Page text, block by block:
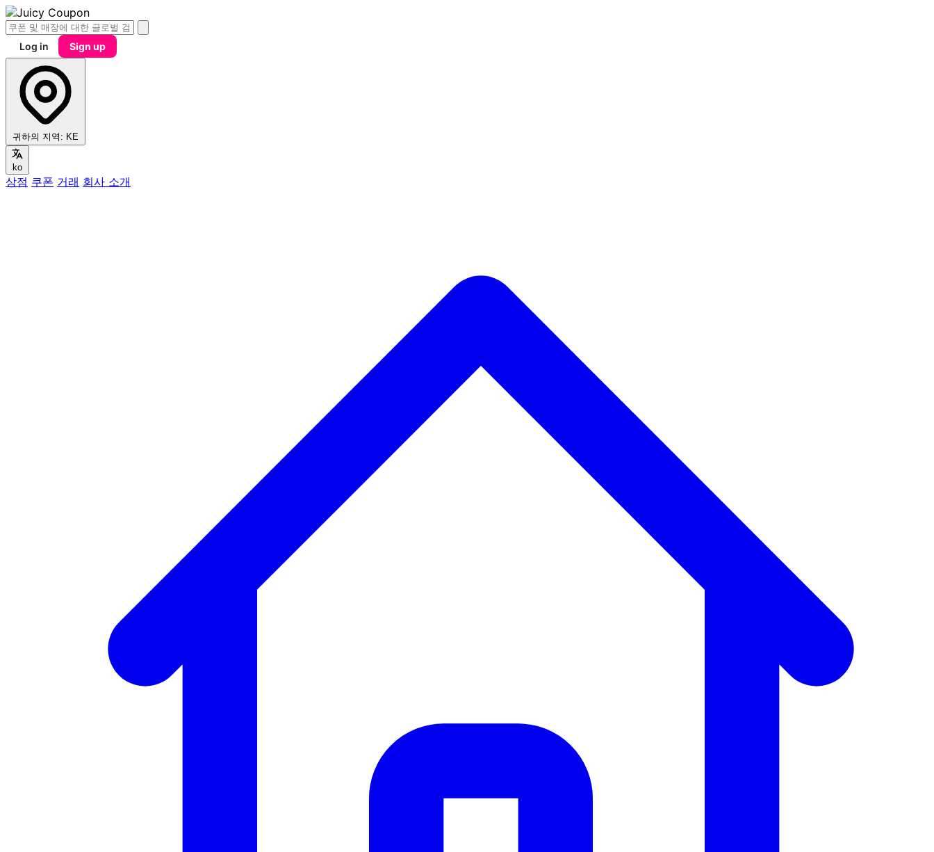
Log in Sign up
귀하의 지역: KE
ko
상점 쿠폰 거래 회사 소개